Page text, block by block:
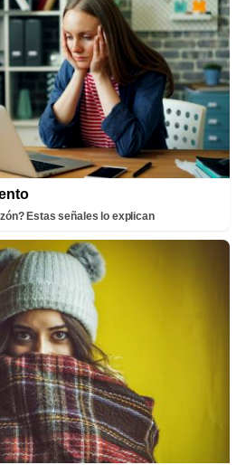
Estas señales lo explican